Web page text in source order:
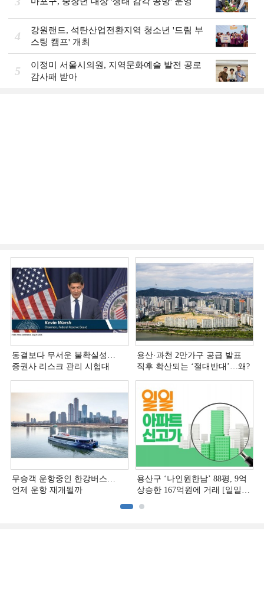
4
강원랜드, 석탄산업전환지역 청소년 '드림 부
스팅 캠프' 개최
5
이정미 서울시의원, 지역문화예술 발전 공로
감사패 받아
동결보다 무서운 불확실성…
증권사 리스크 관리 시험대
용산·과천 2만가구 공급 발표
직후 확산되는 ‘절대반대’…왜?
무승객 운항중인 한강버스…
언제 운항 재개될까
용산구 ‘나인원한남’ 88평, 9억
상승한 167억원에 거래 [일일